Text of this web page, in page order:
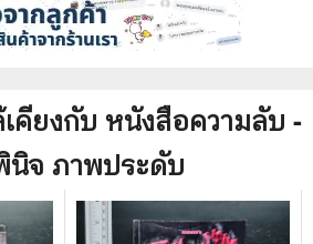
คียงกับ หนังสือความลับ -
นิจ ภาพประดับ